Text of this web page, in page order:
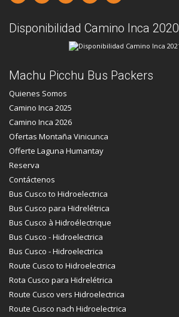
Disponibilidad Camino Inca 2020
Machu Picchu Bus Packers
Quienes Somos
Camino Inca 2025
Camino Inca 2026
Ofertas Montaña Vinicunca
Offerte Laguna Humantay
Reserva
Contáctenos
Bus Cusco to Hidroelectrica
Bus Cusco para Hidrelétrica
Bus Cusco à Hidroélectrique
Bus Cusco - Hidroelectrica
Bus Cusco - Hidroelectrica
Route Cusco to Hidroelectrica
Rota Cusco para Hidrelétrica
Route Cusco vers Hidroelectrica
Route Cusco nach Hidroelectrica